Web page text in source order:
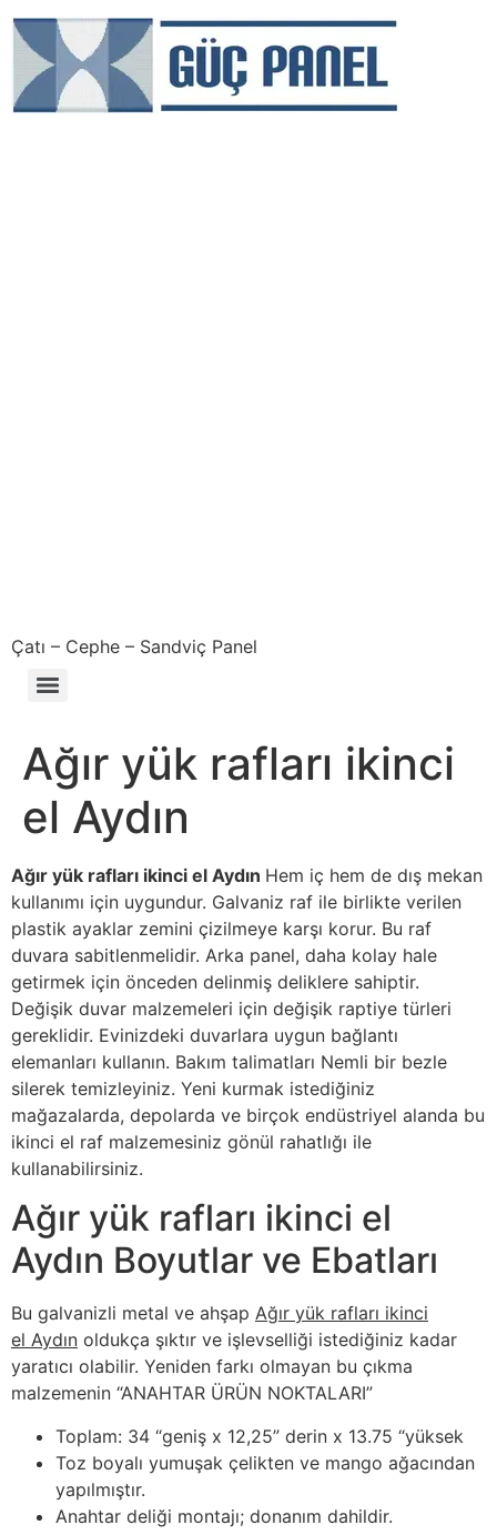
Çatı – Cephe – Sandviç Panel
Ağır yük rafları ikinci
el Aydın
Ağır yük rafları ikinci el Aydın Hem iç hem de dış mekan
kullanımı için uygundur. Galvaniz raf ile birlikte verilen
plastik ayaklar zemini çizilmeye karşı korur. Bu raf
duvara sabitlenmelidir. Arka panel, daha kolay hale
getirmek için önceden delinmiş deliklere sahiptir.
Değişik duvar malzemeleri için değişik raptiye türleri
gereklidir. Evinizdeki duvarlara uygun bağlantı
elemanları kullanın. Bakım talimatları Nemli bir bezle
silerek temizleyiniz. Yeni kurmak istediğiniz
mağazalarda, depolarda ve birçok endüstriyel alanda bu
ikinci el raf malzemesiniz gönül rahatlığı ile
kullanabilirsiniz.
Ağır yük rafları ikinci el
Aydın Boyutlar ve Ebatları
Bu galvanizli metal ve ahşap Ağır yük rafları ikinci
el Aydın oldukça şıktır ve işlevselliği istediğiniz kadar
yaratıcı olabilir. Yeniden farkı olmayan bu çıkma
malzemenin “ANAHTAR ÜRÜN NOKTALARI”
Toplam: 34 “geniş x 12,25” derin x 13.75 “yüksek
Toz boyalı yumuşak çelikten ve mango ağacından
yapılmıştır.
Anahtar deliği montajı; donanım dahildir.